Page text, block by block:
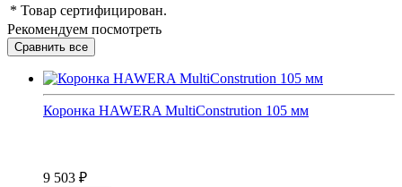
* Товар сертифицирован.
Рекомендуем посмотреть
Коронка HAWERA MultiConstrution 105 мм
9 503 ₽